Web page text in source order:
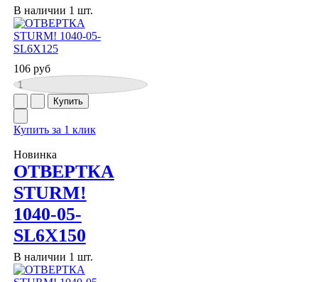
В наличии 1 шт.
106 руб
Купить за 1 клик
Новинка
ОТВЕРТКА
STURM!
1040-05-
SL6X150
В наличии 1 шт.